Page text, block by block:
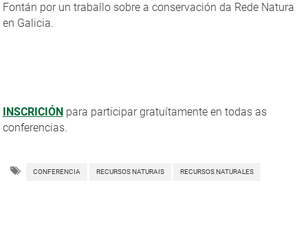
Fontán por un traballo sobre a conservación da Rede Natura
en Galicia.
INSCRICIÓNpara participar gratuítamente en todas as
conferencias.
CONFERENCIA RECURSOS NATURAIS RECURSOS NATURALES